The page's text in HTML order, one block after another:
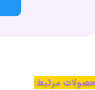
مرتبط: